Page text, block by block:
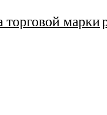
торговой марки